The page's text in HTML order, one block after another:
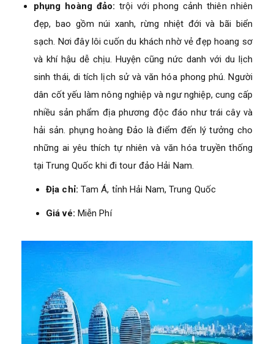
phụng hoàng đảo: trội với phong cảnh thiên nhiên
đẹp, bao gồm núi xanh, rừng nhiệt đới và bãi biển
sạch. Nơi đây lôi cuốn du khách nhờ vẻ đẹp hoang sơ
và khí hậu dễ chịu. Huyện cũng nức danh với du lịch
sinh thái, di tích lịch sử và văn hóa phong phú. Người
dân cốt yếu làm nông nghiệp và ngư nghiệp, cung cấp
nhiều sản phẩm địa phương độc đáo như trái cây và
hải sản. phụng hoàng Đảo là điểm đến lý tưởng cho
những ai yêu thích tự nhiên và văn hóa truyền thống
tại Trung Quốc khi đi tour đảo Hải Nam.
Địa chỉ: Tam Á, tỉnh Hải Nam, Trung Quốc
Giá vé: Miễn Phí